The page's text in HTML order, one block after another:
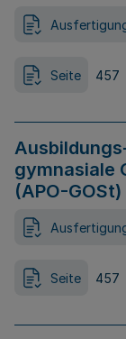
Seite 457
gymnasiale
(APO-GOSt)
Seite 457